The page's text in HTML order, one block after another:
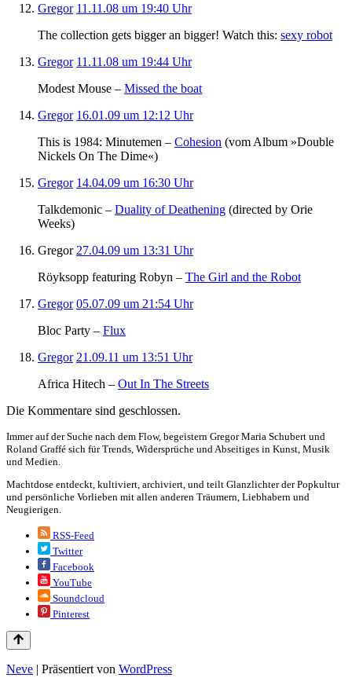
Gregor 11.11.08 um 19:40 Uhr
The collection gets bigger an bigger! Watch this: sexy robot
Gregor 11.11.08 um 19:44 Uhr
Modest Mouse – Missed the boat
Gregor 16.01.09 um 12:12 Uhr
This is 1984: Minutemen – Cohesion (vom Album »Double
Nickels On The Dime«)
Gregor 14.04.09 um 16:30 Uhr
Talkdemonic – Duality of Deathening (directed by Orie
Weeks)
Gregor 27.04.09 um 13:31 Uhr
Röyksopp featuring Robyn – The Girl and the Robot
Gregor 05.07.09 um 21:54 Uhr
Bloc Party – Flux
Gregor 21.09.11 um 13:51 Uhr
Africa Hitech – Out In The Streets
Die Kommentare sind geschlossen.
Immer auf der Suche nach dem Flow, begeistern Gregor Maria Schubert und
Roland Graffé sich für Trends, Widersprüche und Abseitiges in Kunst, Musik
und Medien.
Machtdose entdeckt, kultiviert, archiviert, und teilt Glanzlichter der Popkultur
und persönliche Vorlieben mit allen anderen Träumern, Liebhabern und
Neugierigen.
RSS-Feed
Twitter
Facebook
YouTube
Soundcloud
Pinterest
Neve | Präsentiert von WordPress